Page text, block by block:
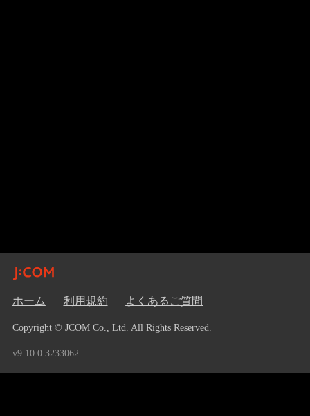
ホーム 利用規約 よくあるご質問
Copyright © JCOM Co., Ltd. All Rights Reserved.
v9.10.0.3233062